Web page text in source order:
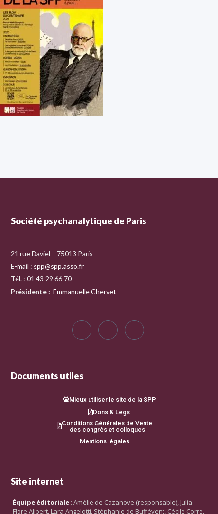
Société psychanalytique de Paris
21 rue Daviel – 75013 Paris
E-mail : spp@spp.asso.fr
Tél. : 01 43 29 66 70
Présidente : Emmanuelle Chervet
Documents utiles
Mieux utiliser le site de la SPP
Dons & Legs
Conditions Générales de Vente
des congrès et colloques
Mentions légales
Site internet
Équipe éditoriale : Amélie de Cazanove (responsable), Julia-
Flore Alibert, Lara Angelotti, Stéphanie de Buffévent, Cécile Corre,